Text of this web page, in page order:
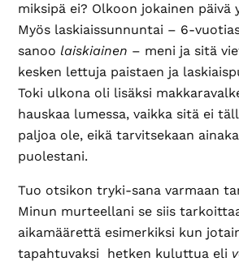
miksipä ei? Olkoon jokainen päivä
Myös laskiaissunnuntai – 6-
sanoo laiskiainen – meni ja sitä
kesken lettuja paistaen ja
Toki ulkona oli lisäksi
hauskaa lumessa, vaikka sitä ei
paljoa ole, eikä tarvitsekaan
puolestani.
Tuo otsikon tryki-sana varmaan
Minun murteellani se siis
aikamäärettä esimerkiksi kun
tapahtuvaksi hetken kuluttua eli